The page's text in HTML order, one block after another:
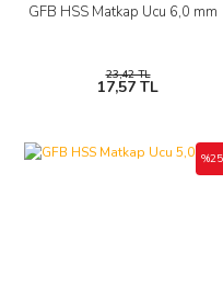
GFB HSS Matkap Ucu 6,0 mm
23,42 TL
17,57 TL
%25